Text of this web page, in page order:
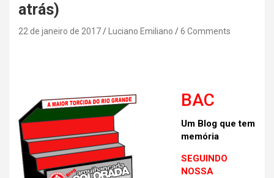
atrás)
22 de janeiro de 2017 Luciano Emiliano 6 Comments
BAC
Um Blog que tem
memória
SEGUINDO
NOSSA